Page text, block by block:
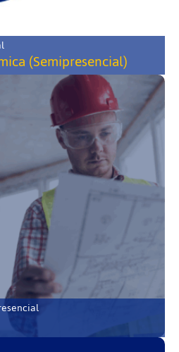
(Semipresencial)